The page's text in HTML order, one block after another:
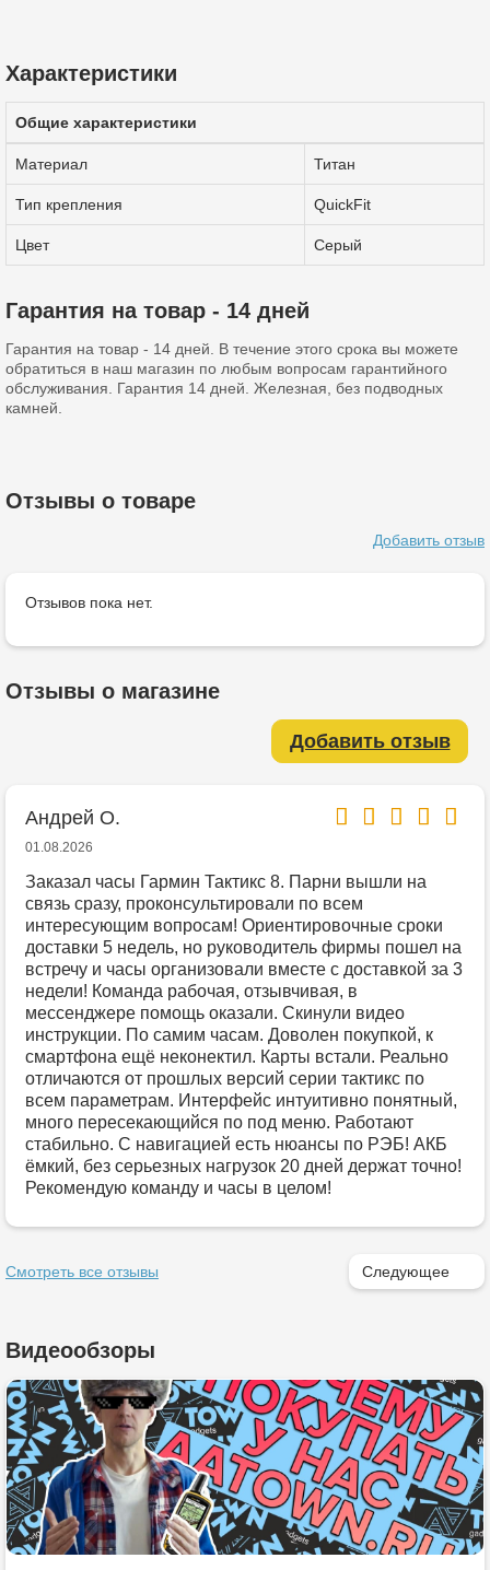
Характеристики
Общие характеристики
Материал Титан
Тип крепления QuickFit
Цвет Серый
Гарантия на товар - 14 дней
Гарантия на товар - 14 дней. В течение этого срока вы можете
обратиться в наш магазин по любым вопросам гарантийного
обслуживания. Гарантия 14 дней. Железная, без подводных
камней.
Отзывы о товаре
Добавить отзыв
Отзывов пока нет.
Отзывы о магазине
Добавить отзыв
Андрей О.
01.08.2026
Заказал часы Гармин Тактикс 8. Парни вышли на
связь сразу, проконсультировали по всем
интересующим вопросам! Ориентировочные сроки
доставки 5 недель, но руководитель фирмы пошел на
встречу и часы организовали вместе с доставкой за 3
недели! Команда рабочая, отзывчивая, в
мессенджере помощь оказали. Скинули видео
инструкции. По самим часам. Доволен покупкой, к
смартфона ещё неконектил. Карты встали. Реально
отличаются от прошлых версий серии тактикс по
всем параметрам. Интерфейс интуитивно понятный,
много пересекающийся по под меню. Работают
стабильно. С навигацией есть нюансы по РЭБ! АКБ
ёмкий, без серьезных нагрузок 20 дней держат точно!
Рекомендую команду и часы в целом!
Смотреть все отзывы Следующее
Видеообзоры